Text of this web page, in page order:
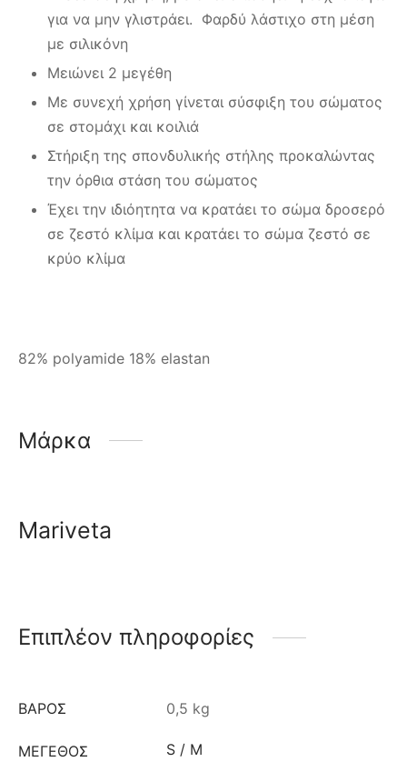
για να μην γλιστράει. Φαρδύ λάστιχο στη μέση
με σιλικόνη
Μειώνει 2 μεγέθη
Με συνεχή χρήση γίνεται σύσφιξη του σώματος
σε στομάχι και κοιλιά
Στήριξη της σπονδυλικής στήλης προκαλώντας
την όρθια στάση του σώματος
Έχει την ιδιόητητα να κρατάει το σώμα δροσερό
σε ζεστό κλίμα και κρατάει το σώμα ζεστό σε
κρύο κλίμα
82% polyamide 18% elastan
Μάρκα
Mariveta
Επιπλέον πληροφορίες
ΒΆΡΟΣ 0,5 kg
ΜΈΓΕΘΟΣ S / M